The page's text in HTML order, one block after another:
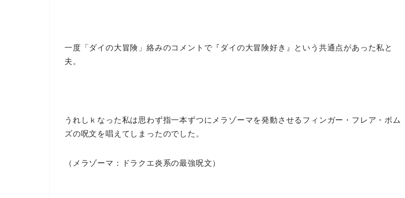
一度「ダイの大冒険」絡みのコメントで『ダイの大冒険好き』という共通点があった私と
夫。
うれしｋなった私は思わず指一本ずつにメラゾーマを発動させるフィンガー・フレア・ボム
ズの呪文を唱えてしまったのでした。
（メラゾーマ：ドラクエ炎系の最強呪文）